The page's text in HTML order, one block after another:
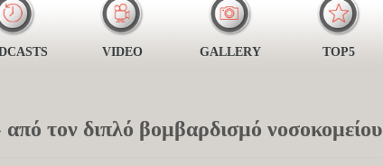
VIDEO GALLERY TOP5
τον διπλό βομβαρδισμό νοσοκομείου